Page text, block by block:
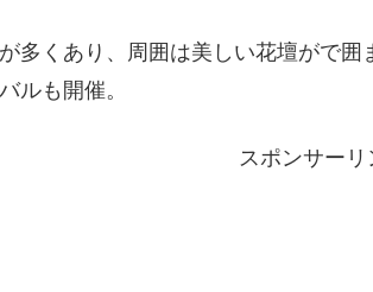
多くあり、周囲は美しい花壇がで
ルも開催。
スポンサーリ